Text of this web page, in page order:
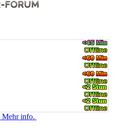
Mehr info.